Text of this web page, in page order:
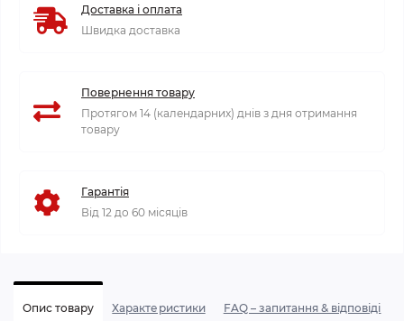
Доставка і оплата
Швидка доставка
Повернення товару
Протягом 14 (календарних) днів з дня отримання
товару
Гарантія
Від 12 до 60 місяців
Опис товару Характеристики FAQ – запитання & відповіді